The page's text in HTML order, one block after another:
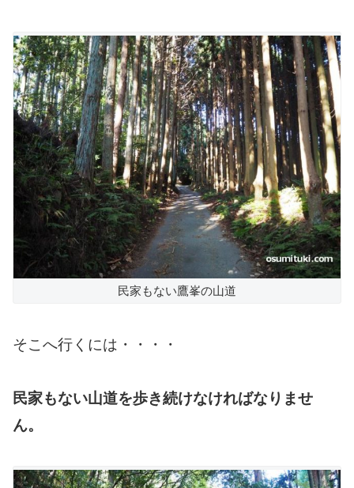
民家もない鷹峯の山道
そこへ行くには・・・・
民家もない山道を歩き続けなければなりませ
ん。